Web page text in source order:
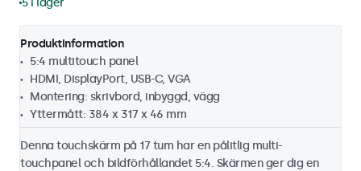
Produktinformation
5:4 multitouch panel
HDMI, DisplayPort, USB-C, VGA
Montering: skrivbord, inbyggd, vägg
Yttermått: 384 x 317 x 46 mm
Denna touchskärm på 17 tum har en pålitlig multi-
touchpanel och bildförhållandet 5:4. Skärmen ger dig en